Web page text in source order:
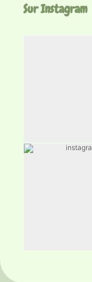
Sur Instagram